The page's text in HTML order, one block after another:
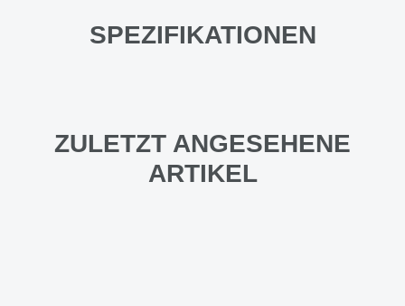
SPEZIFIKATIONEN
ZULETZT ANGESEHENE
ARTIKEL